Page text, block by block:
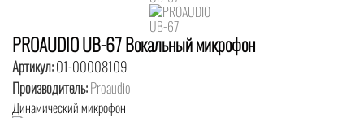
PROAUDIO UB-67 Вокальный микрофон
Артикул:01-00008109
Производитель:Proaudio
Динамический микрофон